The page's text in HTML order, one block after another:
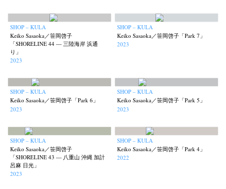
SHOP – KULA
Keiko Sasaoka／笹岡啓子
「SHORELINE 44 — 三陸海岸 浜通
り」
2023
SHOP – KULA
Keiko Sasaoka／笹岡啓子「Park 7」
2023
SHOP – KULA
Keiko Sasaoka／笹岡啓子「Park 6」
2023
SHOP – KULA
Keiko Sasaoka／笹岡啓子「Park 5」
2023
SHOP – KULA
Keiko Sasaoka／笹岡啓子
「SHORELINE 43 — 八重山 沖縄 加計
呂麻 日光」
2023
SHOP – KULA
Keiko Sasaoka／笹岡啓子「Park 4」
2022